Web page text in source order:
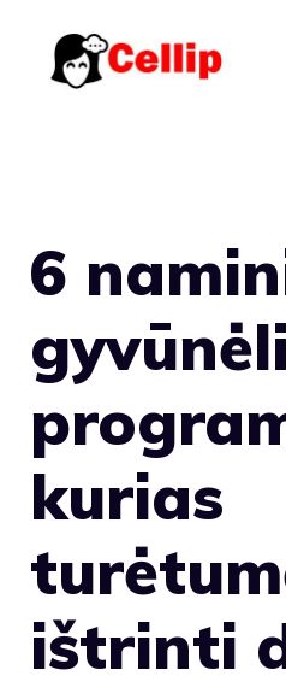
turinio
6
kurias
ištrinti